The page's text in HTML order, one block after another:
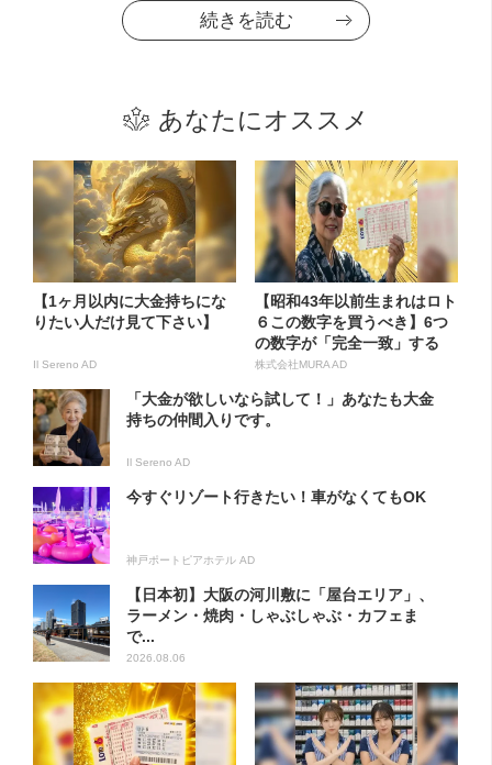
続きを読む
あなたにオススメ
【1ヶ月以内に大金持ちにな
りたい人だけ見て下さい】
Il Sereno AD
【昭和43年以前生まれはロト
６この数字を買うべき】6つ
の数字が「完全一致」する
方...
株式会社MURA AD
「大金が欲しいなら試して！」あなたも大金
持ちの仲間入りです。
Il Sereno AD
今すぐリゾート行きたい！車がなくてもOK
神戸ポートピアホテル AD
【日本初】大阪の河川敷に「屋台エリア」、
ラーメン・焼肉・しゃぶしゃぶ・カフェま
で...
2026.08.06